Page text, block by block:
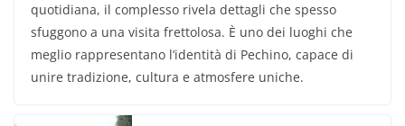
quotidiana, il complesso rivela dettagli che spesso
sfuggono a una visita frettolosa. È uno dei luoghi che
meglio rappresentano l’identità di Pechino, capace di
unire tradizione, cultura e atmosfere uniche.